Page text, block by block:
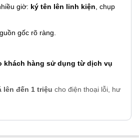
giờ: ký tên lên linh kiện , chụp
gốc rõ ràng.
khách hàng sử dụng từ dịch vụ
lên đến 1 triệu cho điện thoại lỗi, hư